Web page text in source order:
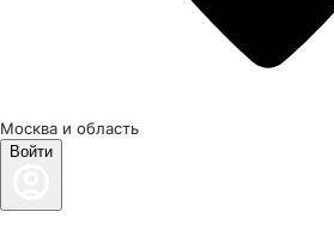
Москва и область
Войти